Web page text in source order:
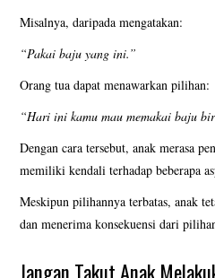
Misalnya, daripada mengatakan:
“Pakai baju yang ini.”
Orang tua dapat menawarkan pilihan:
“Hari ini kamu mau memakai baju
Dengan cara tersebut, anak merasa
memiliki kendali terhadap beberapa
Meskipun pilihannya terbatas, anak
dan menerima konsekuensi dari
Jangan Takut Anak